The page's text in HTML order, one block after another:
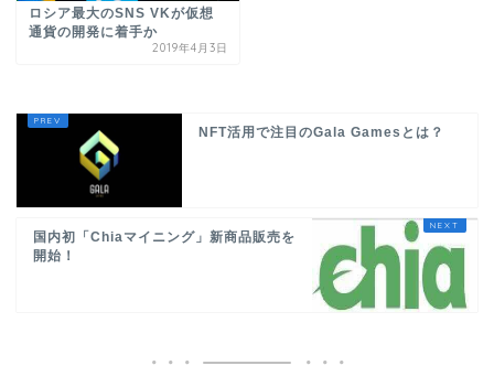
ロシア最大のSNS VKが仮想
通貨の開発に着手か
2019年4月3日
NFT活用で注目のGala Gamesとは？
国内初「Chiaマイニング」新商品販売を
開始！